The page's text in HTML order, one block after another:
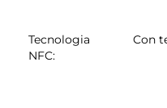
Tecnologia
NFC:
Con